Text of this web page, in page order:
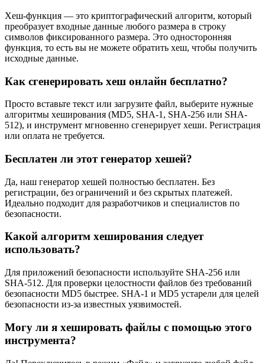
Хеш-функция — это криптографический алгоритм, который
преобразует входные данные любого размера в строку
символов фиксированного размера. Это односторонняя
функция, то есть вы не можете обратить хеш, чтобы получить
исходные данные.
Как сгенерировать хеш онлайн бесплатно?
Просто вставьте текст или загрузите файл, выберите нужные
алгоритмы хеширования (MD5, SHA-1, SHA-256 или SHA-
512), и инструмент мгновенно сгенерирует хеши. Регистрация
или оплата не требуется.
Бесплатен ли этот генератор хешей?
Да, наш генератор хешей полностью бесплатен. Без
регистрации, без ограничений и без скрытых платежей.
Идеально подходит для разработчиков и специалистов по
безопасности.
Какой алгоритм хеширования следует
использовать?
Для приложений безопасности используйте SHA-256 или
SHA-512. Для проверки целостности файлов без требований
безопасности MD5 быстрее. SHA-1 и MD5 устарели для целей
безопасности из-за известных уязвимостей.
Могу ли я хешировать файлы с помощью этого
инструмента?